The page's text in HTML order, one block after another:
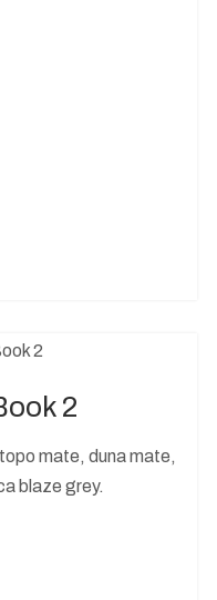
2
mate, duna mate,
blaze grey.